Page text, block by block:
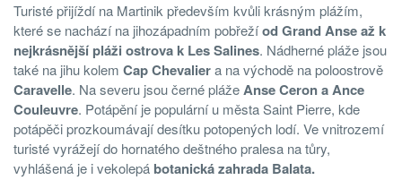
Turisté přijíždí na Martinik především kvůli krásným plážím,
které se nachází na jihozápadním pobřežíod Grand Anse až k
nejkrásnější pláži ostrova k Les Salines. Nádherné pláže jsou
také na jihu kolem Cap Chevaliera na východě na poloostrově
Caravelle. Na severu jsou černé plážeAnse Ceron a Ance
Couleuvre. Potápění je populární u města Saint Pierre, kde
potápěči prozkoumávají desítku potopených lodí. Ve vnitrozemí
turisté vyrážejí do hornatého deštného pralesa na tůry,
vyhlášená je i vekolepá botanická zahrada Balata.